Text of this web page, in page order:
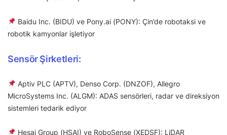
Baidu Inc. (BIDU) ve Pony.ai (PONY): Çin’de robotaksi ve
robotik kamyonlar işletiyor
Sensör Şirketleri:
Aptiv PLC (APTV), Denso Corp. (DNZOF), Allegro
MicroSystems Inc. (ALGM): ADAS sensörleri, radar ve direksiyon
sistemleri tedarik ediyor
Hesai Group (HSAI) ve RoboSense (XEDSF): LiDAR